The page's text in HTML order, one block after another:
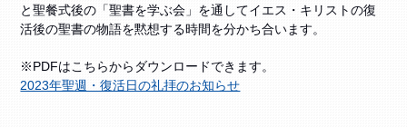
と聖餐式後の「聖書を学ぶ会」を通してイエス・キリストの復
活後の聖書の物語を黙想する時間を分かち合います。
※PDFはこちらからダウンロードできます。
2023年聖週・復活日の礼拝のお知らせ